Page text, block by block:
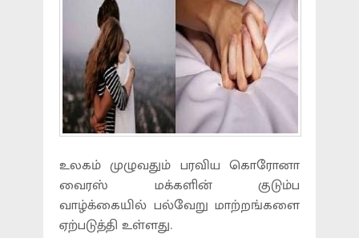
உலகம் முழுவதும் பரவிய கொரோனா
வைரஸ் மக்களின் குடும்ப
வாழ்க்கையில் பல்வேறு மாற்றங்களை
ஏற்படுத்தி உள்ளது.